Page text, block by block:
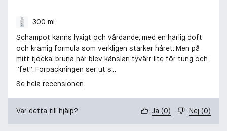
300 ml
Schampot känns lyxigt och vårdande, med en härlig doft
och krämig formula som verkligen stärker håret. Men på
mitt tjocka, bruna hår blev känslan tyvärr lite för tung och
“fet”. Förpackningen ser ut s...
Se hela recensionen
Var detta till hjälp? Ja (0) Nej (0)